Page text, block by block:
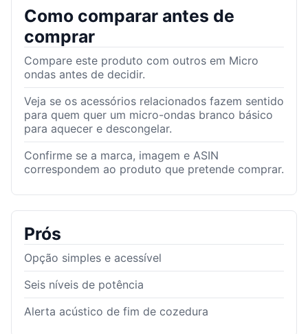
Como comparar antes de
comprar
Compare este produto com outros em Micro
ondas antes de decidir.
Veja se os acessórios relacionados fazem sentido
para quem quer um micro-ondas branco básico
para aquecer e descongelar.
Confirme se a marca, imagem e ASIN
correspondem ao produto que pretende comprar.
Prós
Opção simples e acessível
Seis níveis de potência
Alerta acústico de fim de cozedura